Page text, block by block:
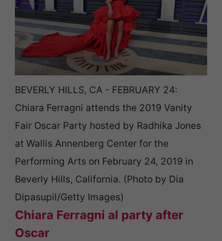
BEVERLY HILLS, CA - FEBRUARY 24:
Chiara Ferragni attends the 2019 Vanity
Fair Oscar Party hosted by Radhika Jones
at Wallis Annenberg Center for the
Performing Arts on February 24, 2019 in
Beverly Hills, California. (Photo by Dia
Dipasupil/Getty Images)
Chiara Ferragni al party after
Oscar